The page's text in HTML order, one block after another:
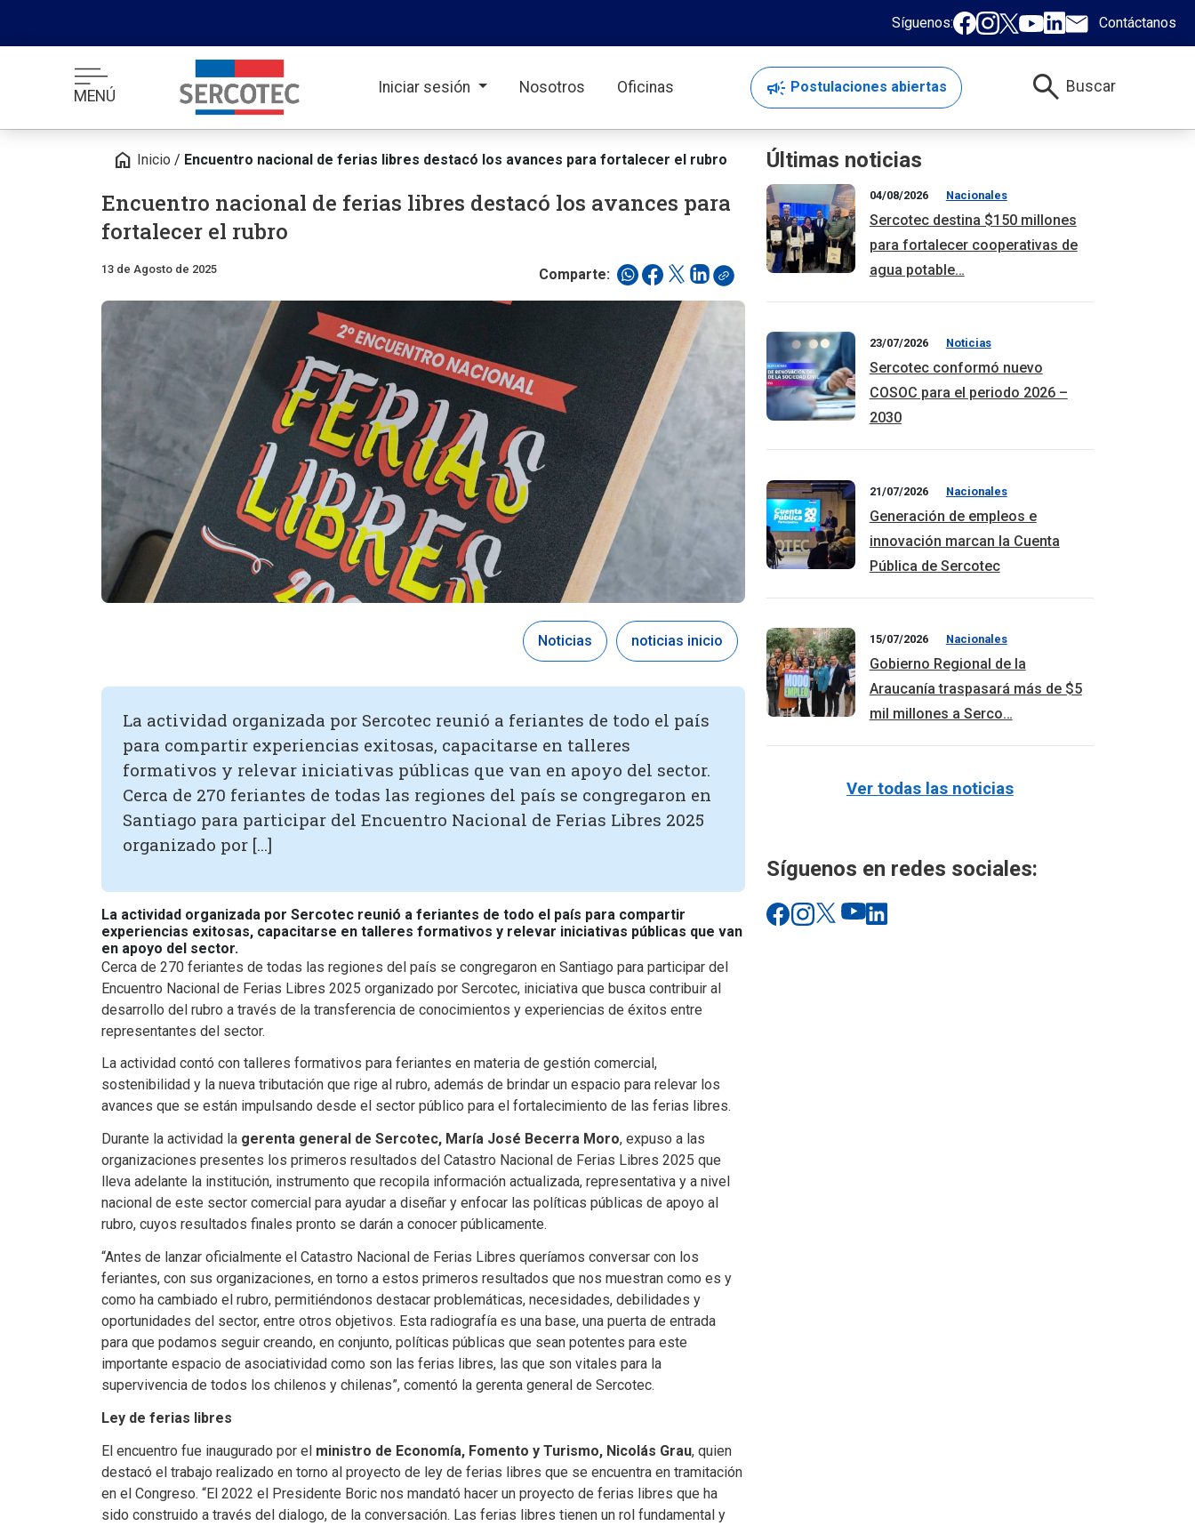
Síguenos: Contáctanos
MENÚ Iniciar sesión Nosotros Oficinas campaign Postulaciones abiertas search Buscar
home Inicio / Encuentro nacional de ferias libres destacó los avances para fortalecer el rubro
Encuentro nacional de ferias libres destacó los avances para
fortalecer el rubro
13 de Agosto de 2025 Comparte:
Noticias noticias inicio
La actividad organizada por Sercotec reunió a feriantes de todo el país
para compartir experiencias exitosas, capacitarse en talleres
formativos y relevar iniciativas públicas que van en apoyo del sector.
Cerca de 270 feriantes de todas las regiones del país se congregaron en
Santiago para participar del Encuentro Nacional de Ferias Libres 2025
organizado por […]
La actividad organizada por Sercotec reunió a feriantes de todo el país para compartir
experiencias exitosas, capacitarse en talleres formativos y relevar iniciativas públicas que van
en apoyo del sector.
Cerca de 270 feriantes de todas las regiones del país se congregaron en Santiago para participar del
Encuentro Nacional de Ferias Libres 2025 organizado por Sercotec, iniciativa que busca contribuir al
desarrollo del rubro a través de la transferencia de conocimientos y experiencias de éxitos entre
representantes del sector.
La actividad contó con talleres formativos para feriantes en materia de gestión comercial,
sostenibilidad y la nueva tributación que rige al rubro, además de brindar un espacio para relevar los
avances que se están impulsando desde el sector público para el fortalecimiento de las ferias libres.
Durante la actividad la gerenta general de Sercotec, María José Becerra Moro, expuso a las
organizaciones presentes los primeros resultados del Catastro Nacional de Ferias Libres 2025 que
lleva adelante la institución, instrumento que recopila información actualizada, representativa y a nivel
nacional de este sector comercial para ayudar a diseñar y enfocar las políticas públicas de apoyo al
rubro, cuyos resultados finales pronto se darán a conocer públicamente.
“Antes de lanzar oficialmente el Catastro Nacional de Ferias Libres queríamos conversar con los
feriantes, con sus organizaciones, en torno a estos primeros resultados que nos muestran como es y
como ha cambiado el rubro, permitiéndonos destacar problemáticas, necesidades, debilidades y
oportunidades del sector, entre otros objetivos. Esta radiografía es una base, una puerta de entrada
para que podamos seguir creando, en conjunto, políticas públicas que sean potentes para este
importante espacio de asociatividad como son las ferias libres, las que son vitales para la
supervivencia de todos los chilenos y chilenas”, comentó la gerenta general de Sercotec.
Ley de ferias libres
El encuentro fue inaugurado por el ministro de Economía, Fomento y Turismo, Nicolás Grau, quien
destacó el trabajo realizado en torno al proyecto de ley de ferias libres que se encuentra en tramitación
en el Congreso. “El 2022 el Presidente Boric nos mandató hacer un proyecto de ferias libres que ha
sido construido a través del dialogo, de la conversación. Las ferias libres tienen un rol fundamental y
Últimas noticias
04/08/2026 Nacionales
Sercotec destina $150 millones
para fortalecer cooperativas de
agua potable…
23/07/2026 Noticias
Sercotec conformó nuevo
COSOC para el periodo 2026 –
2030
21/07/2026 Nacionales
Generación de empleos e
innovación marcan la Cuenta
Pública de Sercotec
15/07/2026 Nacionales
Gobierno Regional de la
Araucanía traspasará más de $5
mil millones a Serco…
Ver todas las noticias
Síguenos en redes sociales: